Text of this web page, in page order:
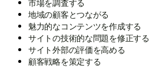
市場を調査する
地域の顧客とつながる
魅力的なコンテンツを作成する
サイトの技術的な問題を修正する
サイト外部の評価を高める
顧客戦略を策定する